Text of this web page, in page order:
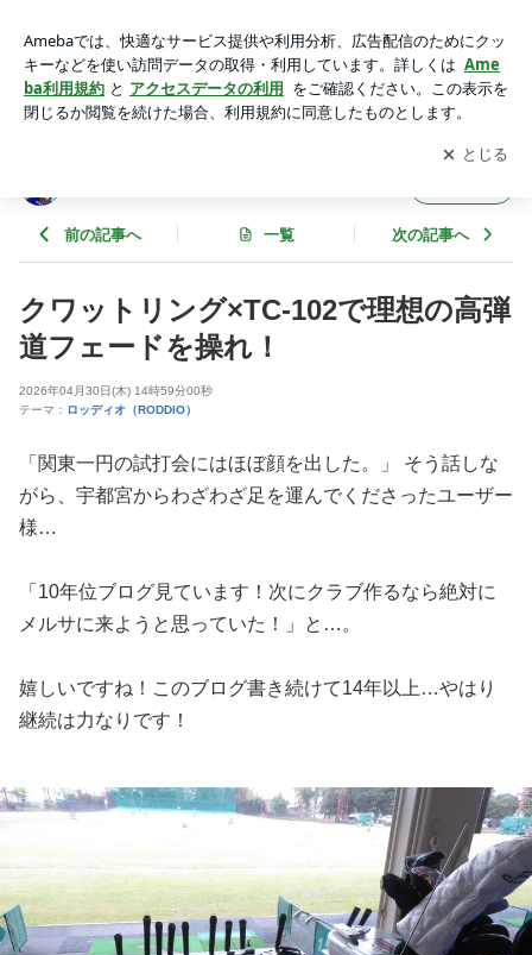
スタムクラブ製作提案！
アプリをダウンロードして ブログの更新通知
を受け取りまし
ょう。
開く
前の記事へ 一覧 次の記事へ
クワットリング×TC-102で理想の高弾
道フェードを操れ！
2026年04月30日(木) 14時59分00秒
テーマ： ロッディオ（RODDIO）
「関東一円の試打会にはほぼ顔を出した。」 そう話しな
がら、宇都宮からわざわざ足を運んでくださったユーザー
様…
「10年位ブログ見ています！次にクラブ作るなら絶対に
メルサに来ようと思っていた！」と…。
嬉しいですね！このブログ書き続けて14年以上…やはり
継続は力なりです！